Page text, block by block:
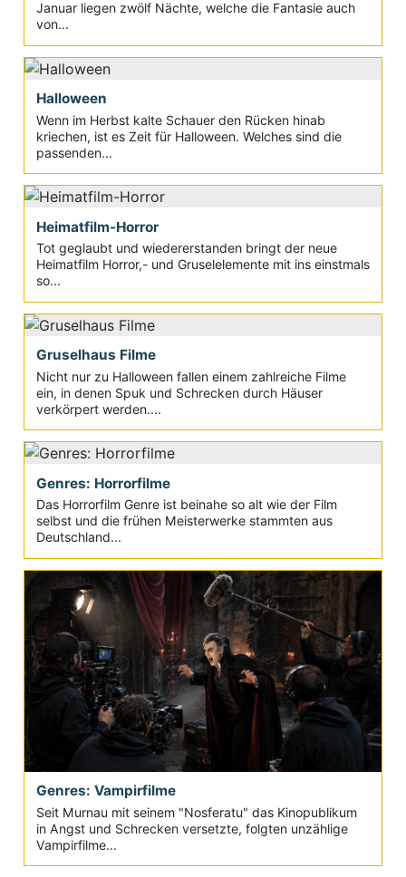
Januar liegen zwölf Nächte, welche die Fantasie auch
von...
Halloween
Wenn im Herbst kalte Schauer den Rücken hinab
kriechen, ist es Zeit für Halloween. Welches sind die
passenden...
Heimatfilm-Horror
Tot geglaubt und wiedererstanden bringt der neue
Heimatfilm Horror,- und Gruselelemente mit ins einstmals
so...
Gruselhaus Filme
Nicht nur zu Halloween fallen einem zahlreiche Filme
ein, in denen Spuk und Schrecken durch Häuser
verkörpert werden....
Genres: Horrorfilme
Das Horrorfilm Genre ist beinahe so alt wie der Film
selbst und die frühen Meisterwerke stammten aus
Deutschland...
Genres: Vampirfilme
Seit Murnau mit seinem "Nosferatu" das Kinopublikum
in Angst und Schrecken versetzte, folgten unzählige
Vampirfilme...